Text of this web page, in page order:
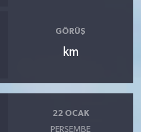
GÖRÜŞ
km
22 OCAK
PERŞEMBE